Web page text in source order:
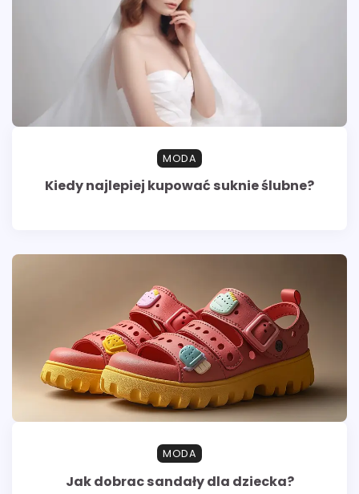
MODA
Kiedy najlepiej kupować suknie ślubne?
MODA
Jak dobrac sandały dla dziecka?